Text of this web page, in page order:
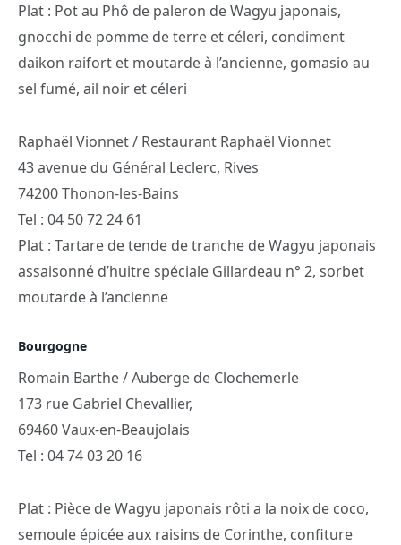
Plat : Pot au Phô de paleron de Wagyu japonais,
gnocchi de pomme de terre et céleri, condiment
daikon raifort et moutarde à l’ancienne, gomasio au
sel fumé, ail noir et céleri
Raphaël Vionnet / Restaurant Raphaël Vionnet
43 avenue du Général Leclerc, Rives
74200 Thonon-les-Bains
Tel : 04 50 72 24 61
Plat : Tartare de tende de tranche de Wagyu japonais
assaisonné d’huitre spéciale Gillardeau n° 2, sorbet
moutarde à l’ancienne
Bourgogne
Romain Barthe / Auberge de Clochemerle
173 rue Gabriel Chevallier,
69460 Vaux-en-Beaujolais
Tel : 04 74 03 20 16
Plat : Pièce de Wagyu japonais rôti a la noix de coco,
semoule épicée aux raisins de Corinthe, confiture